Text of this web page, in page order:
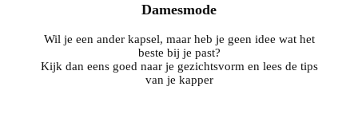
Damesmode
Wil je een ander kapsel, maar heb je geen idee wat het
beste bij je past?
Kijk dan eens goed naar je gezichtsvorm en lees de tips
van je kapper